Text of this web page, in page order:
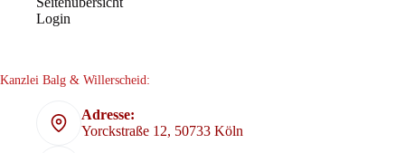
Login
Kanzlei Balg & Willerscheid:
Adresse:
Yorckstraße 12, 50733 Köln